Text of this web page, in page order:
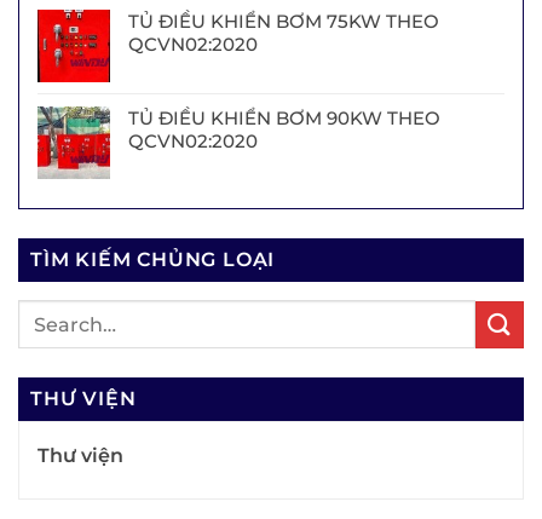
TỦ ĐIỀU KHIỂN BƠM 75KW THEO
QCVN02:2020
TỦ ĐIỀU KHIỂN BƠM 90KW THEO
QCVN02:2020
TÌM KIẾM CHỦNG LOẠI
THƯ VIỆN
Thư viện